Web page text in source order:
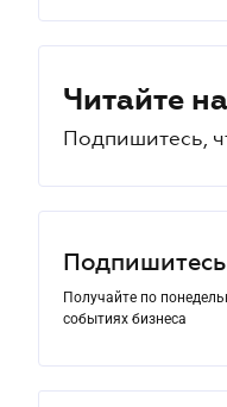
Читайте
Подпишитесь,
Получайте по
событиях бизнеса